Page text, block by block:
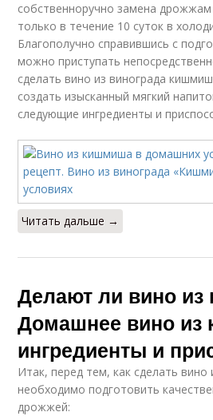
собственноручно замена
только в течение 10 суток в
Благополучно справившись с
можно приступать
сделать вино из винограда
создать изысканный мягкий
следующие ингредиенты и
Читать дальше →
Делают ли вино
Домашнее вино
ингредиенты и
Итак, перед тем, как сделать
необходимо подготовить
дрожжей: